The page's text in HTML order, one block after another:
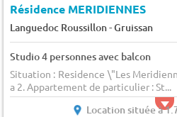
Résidence MERIDIENNES
Languedoc Roussillon-Gruissan
Studio 4 personnes avec balcon
Situation : Residence \"Les
a 2. Appartement de particulier : St...
Location située à